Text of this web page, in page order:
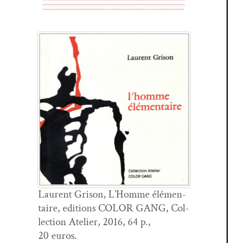
Lau­rent Gri­son, L’Homme élé­men­
taire, edi­tions COLOR GANG, Col­
lec­tion Ate­lier, 2016, 64 p.,
20 euros.